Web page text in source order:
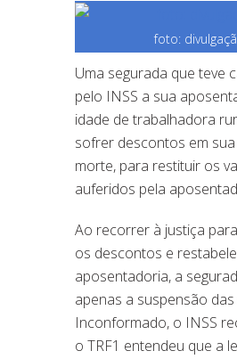
foto:
Uma segurada que teve
pelo INSS a sua
idade de trabalhadora
sofrer descontos em
morte, para restituir os
auferidos pela
Ao recorrer à justiça
os descontos e
aposentadoria, a
apenas a suspensão
Inconformado, o INSS
o TRF1 entendeu que a